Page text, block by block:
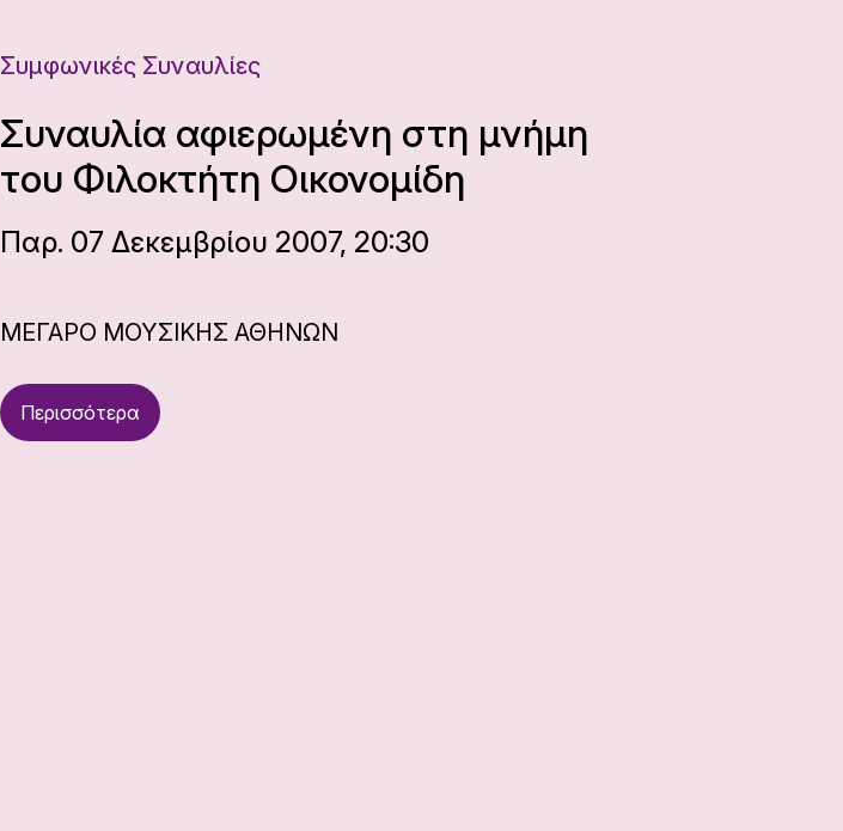
Συμφωνικές Συναυλίες
Συναυλία αφιερωμένη στη μνήμη
του Φιλοκτήτη Οικονομίδη
Παρ. 07 Δεκεμβρίου 2007, 20:30
ΜΕΓΑΡΟ ΜΟΥΣΙΚΗΣ ΑΘΗΝΩΝ
Περισσότερα